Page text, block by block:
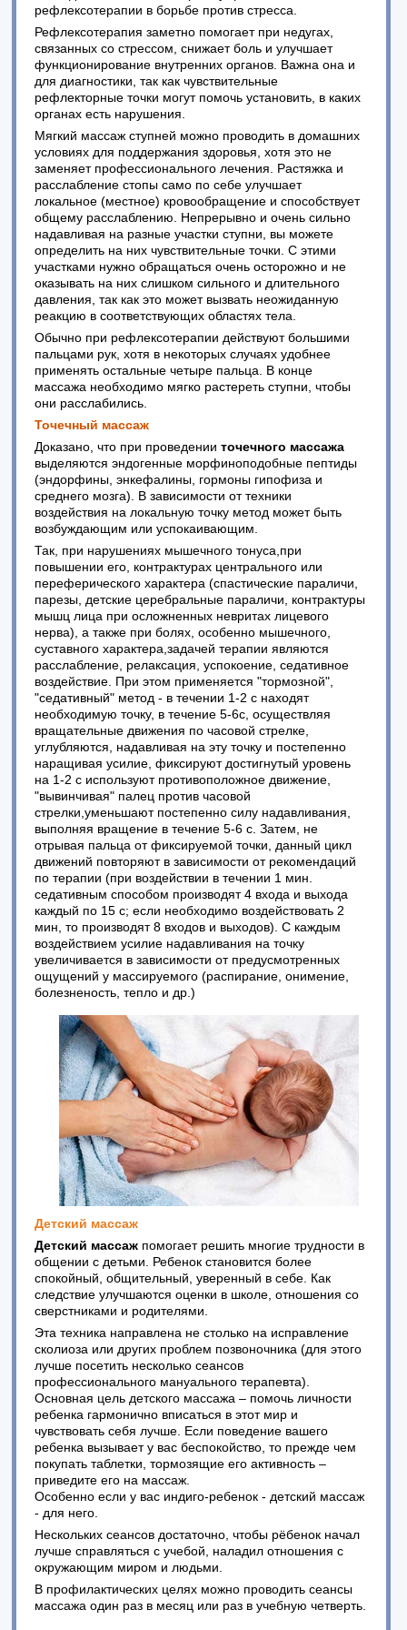
рефлексотерапии в борьбе против стресса.
Рефлексотерапия заметно помогает при недугах,
связанных со стрессом, снижает боль и улучшает
функционирование внутренних органов. Важна она и
для диагностики, так как чувствительные
рефлекторные точки могут помочь установить, в каких
органах есть нарушения.
Мягкий массаж ступней можно проводить в домашних
условиях для поддержания здоровья, хотя это не
заменяет профессионального лечения. Растяжка и
расслабление стопы само по себе улучшает
локальное (местное) кровообращение и способствует
общему расслаблению. Непрерывно и очень сильно
надавливая на разные участки ступни, вы можете
определить на них чувствительные точки. С этими
участками нужно обращаться очень осторожно и не
оказывать на них слишком сильного и длительного
давления, так как это может вызвать неожиданную
реакцию в соответствующих областях тела.
Обычно при рефлексотерапии действуют большими
пальцами рук, хотя в некоторых случаях удобнее
применять остальные четыре пальца. В конце
массажа необходимо мягко растереть ступни, чтобы
они расслабились.
Точечный массаж
Доказано, что при проведенииточечного массажа
выделяются эндогенные морфиноподобные пептиды
(эндорфины, энкефалины, гормоны гипофиза и
среднего мозга). В зависимости от техники
воздействия на локальную точку метод может быть
возбуждающим или успокаивающим.
Так, при нарушениях мышечного тонуса,при
повышении его, контрактурах центрального или
переферического характера (спастические параличи,
парезы, детские церебральные параличи, контрактуры
мышц лица при осложненных невритах лицевого
нерва), а также при болях, особенно мышечного,
суставного характера,задачей терапии являются
расслабление, релаксация, успокоение, седативное
воздействие. При этом применяется "тормозной",
"седативный" метод - в течении 1-2 с находят
необходимую точку, в течение 5-6с, осуществляя
вращательные движения по часовой стрелке,
углубляются, надавливая на эту точку и постепенно
наращивая усилие, фиксируют достигнутый уровень
на 1-2 с используют противоположное движение,
"вывинчивая" палец против часовой
стрелки,уменьшают постепенно силу надавливания,
выполняя вращение в течение 5-6 с. Затем, не
отрывая пальца от фиксируемой точки, данный цикл
движений повторяют в зависимости от рекомендаций
по терапии (при воздействии в течении 1 мин.
седативным способом производят 4 входа и выхода
каждый по 15 с; если необходимо воздействовать 2
мин, то производят 8 входов и выходов). С каждым
воздействием усилие надавливания на точку
увеличивается в зависимости от предусмотренных
ощущений у массируемого (распирание, онимение,
болезненость, тепло и др.)
Детский массаж
Детский массаж помогает решить многие трудности в
общении с детьми. Ребенок становится более
спокойный, общительный, уверенный в себе. Как
следствие улучшаются оценки в школе, отношения со
сверстниками и родителями.
Эта техника направлена не столько на исправление
сколиоза или других проблем позвоночника (для этого
лучше посетить несколько сеансов
профессионального мануального терапевта).
Основная цель детского массажа – помочь личности
ребенка гармонично вписаться в этот мир и
чувствовать себя лучше. Если поведение вашего
ребенка вызывает у вас беспокойство, то прежде чем
покупать таблетки, тормозящие его активность –
приведите его на массаж.
Особенно если у вас индиго-ребенок - детский массаж
- для него.
Нескольких сеансов достаточно, чтобы рёбенок начал
лучше справляться с учебой, наладил отношения с
окружающим миром и людьми.
В профилактических целях можно проводить сеансы
массажа один раз в месяц или раз в учебную четверть.